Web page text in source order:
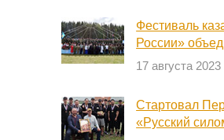
Фестиваль
России»
17 августа 2023
Стартовал
«Русский